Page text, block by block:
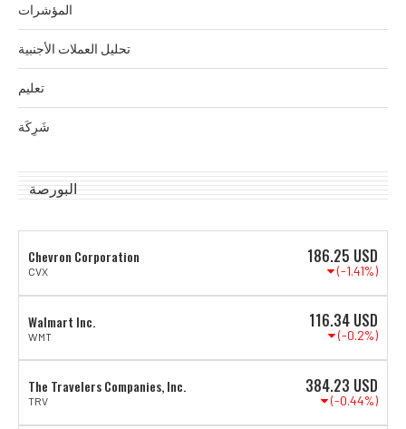
المؤشرات
تحليل العملات الأجنبية
تعليم
شَرِكَة
البورصة
Chevron Corporation
CVX
186.25 USD
(-1.41%)
Walmart Inc.
WMT
116.34 USD
(-0.2%)
The Travelers Companies, Inc.
TRV
384.23 USD
(-0.44%)